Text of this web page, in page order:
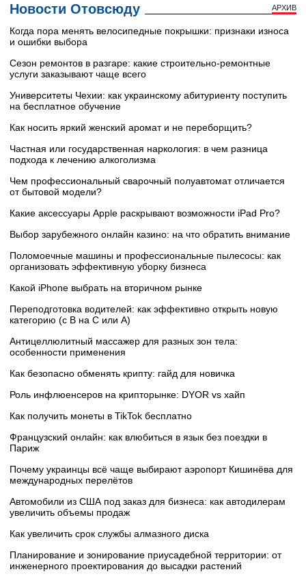
Новости Отовсюду АРХИВ
Когда пора менять велосипедные покрышки: признаки износа
и ошибки выбора
Сезон ремонтов в разгаре: какие строительно-ремонтные
услуги заказывают чаще всего
Университеты Чехии: как украинскому абитуриенту поступить
на бесплатное обучение
Как носить яркий женский аромат и не переборщить?
Частная или государственная наркология: в чем разница
подхода к лечению алкоголизма
Чем профессиональный сварочный полуавтомат отличается
от бытовой модели?
Какие аксессуары Apple раскрывают возможности iPad Pro?
Выбор зарубежного онлайн казино: на что обратить внимание
Поломоечные машины и профессиональные пылесосы: как
организовать эффективную уборку бизнеса
Какой iPhone выбрать на вторичном рынке
Переподготовка водителей: как эффективно открыть новую
категорию (с B на C или А)
Антицеллюлитный массажер для разных зон тела:
особенности применения
Как безопасно обменять крипту: гайд для новичка
Роль инфлюенсеров на крипторынке: DYOR vs хайп
Как получить монеты в TikTok бесплатно
Французский онлайн: как влюбиться в язык без поездки в
Париж
Почему украинцы всё чаще выбирают аэропорт Кишинёва для
международных перелётов
Автомобили из США под заказ для бизнеса: как автодилерам
увеличить объемы продаж
Как увеличить срок службы алмазного диска
Планирование и зонирование приусадебной территории: от
инженерного проектирования до высадки растений